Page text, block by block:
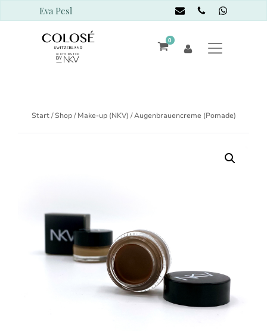
Eva Pesl
0
Start/Shop/Make-up (NKV) / Augenbrauencreme (Pomade)